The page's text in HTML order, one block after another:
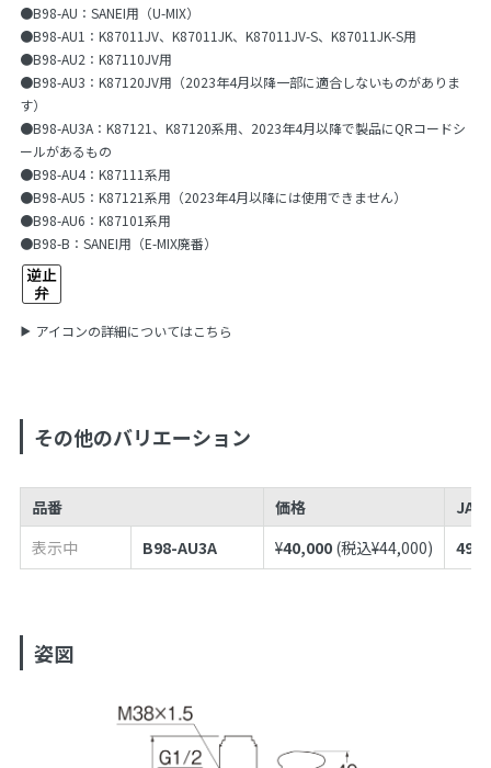
●B98-AU：SANEI用（U-MIX）
●B98-AU1：K87011JV、K87011JK、K87011JV-S、K87011JK-S用
●B98-AU2：K87110JV用
●B98-AU3：K87120JV用（2023年4月以降一部に適合しないものがありま
す）
●B98-AU3A：K87121、K87120系用、2023年4月以降で製品にQRコードシ
ールがあるもの
●B98-AU4：K87111系用
●B98-AU5：K87121系用（2023年4月以降には使用できません）
●B98-AU6：K87101系用
●B98-B：SANEI用（E-MIX廃番）
アイコンの詳細についてはこちら
その他のバリエーション
品番 価格
JAN
表示中
B98-AU3A ¥40,000 (税込¥44,000)
姿図